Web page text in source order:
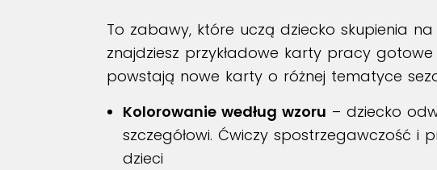
To zabawy, które uczą dziecko skupienia
znajdziesz przykładowe karty pracy
powstają nowe karty o różnej tematyce
Kolorowanie według wzoru – dziecko
szczegółowi. Ćwiczy spostrzegawczość i
dzieci